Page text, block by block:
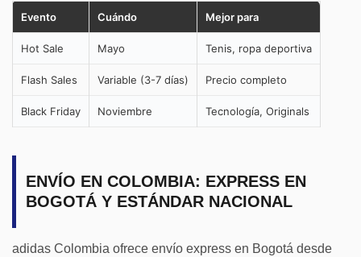
Evento Cuándo Mejor para
Hot Sale Mayo Tenis, ropa deportiva
Flash Sales Variable (3-7 días) Precio completo
Black Friday Noviembre Tecnología, Originals
ENVÍO EN COLOMBIA: EXPRESS EN
BOGOTÁ Y ESTÁNDAR NACIONAL
adidas Colombia ofrece envío express en Bogotá desde